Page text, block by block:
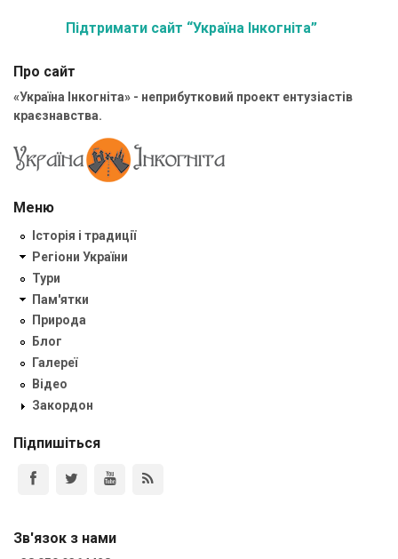
Підтримати сайт “Україна Інкогніта”
Про сайт
«Україна Інкогніта» - неприбутковий проект ентузіастів
краєзнавства.
Меню
Історія і традиції
Регіони України
Тури
Пам'ятки
Природа
Блог
Галереї
Відео
Закордон
Підпишіться
Зв'язок з нами